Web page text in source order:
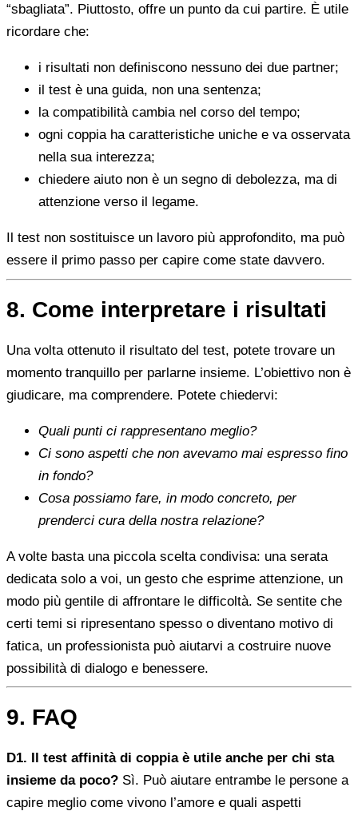
“sbagliata”. Piuttosto, offre un punto da cui partire. È utile
ricordare che:
i risultati non definiscono nessuno dei due partner;
il test è una guida, non una sentenza;
la compatibilità cambia nel corso del tempo;
ogni coppia ha caratteristiche uniche e va osservata
nella sua interezza;
chiedere aiuto non è un segno di debolezza, ma di
attenzione verso il legame.
Il test non sostituisce un lavoro più approfondito, ma può
essere il primo passo per capire come state davvero.
8. Come interpretare i risultati
Una volta ottenuto il risultato del test, potete trovare un
momento tranquillo per parlarne insieme. L’obiettivo non è
giudicare, ma comprendere. Potete chiedervi:
Quali punti ci rappresentano meglio?
Ci sono aspetti che non avevamo mai espresso fino
in fondo?
Cosa possiamo fare, in modo concreto, per
prenderci cura della nostra relazione?
A volte basta una piccola scelta condivisa: una serata
dedicata solo a voi, un gesto che esprime attenzione, un
modo più gentile di affrontare le difficoltà. Se sentite che
certi temi si ripresentano spesso o diventano motivo di
fatica, un professionista può aiutarvi a costruire nuove
possibilità di dialogo e benessere.
9. FAQ
D1. Il test affinità di coppia è utile anche per chi sta
insieme da poco? Sì. Può aiutare entrambe le persone a
capire meglio come vivono l’amore e quali aspetti